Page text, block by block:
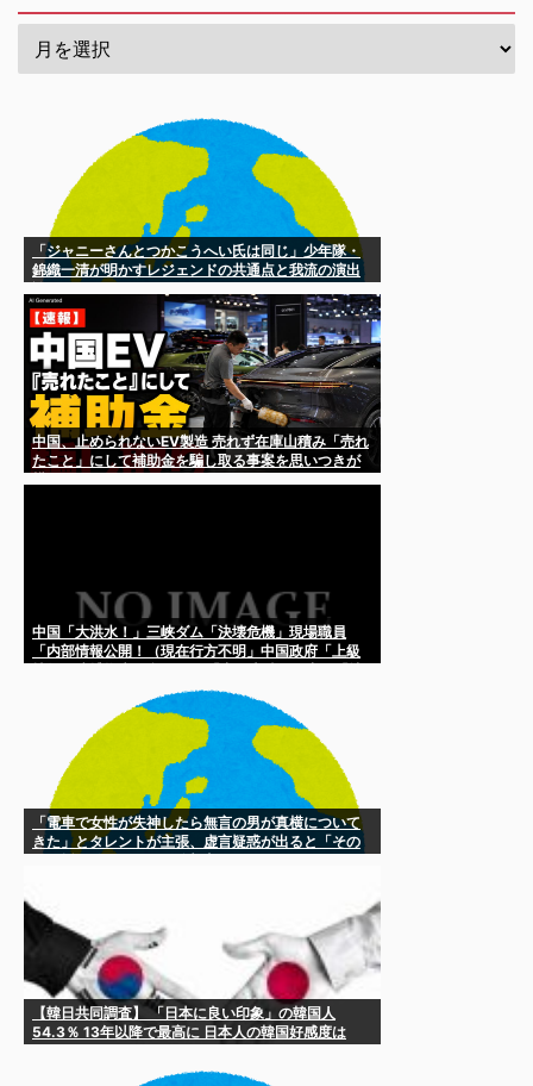
「ジャニーさんとつかこうへい氏は同じ」少年隊・
錦織一清が明かすレジェンドの共通点と我流の演出
中国、止められないEV製造 売れず在庫山積み「売れ
たこと」にして補助金を騙し取る事案を思いつきが
中国「大洪水！」三峡ダム「決壊危機」現場職員
「内部情報公開！（現在行方不明」中国政府「上級
「電車で女性が失神したら無言の男が真横について
きた」とタレントが主張、虚言疑惑が出ると「その
【韓日共同調査】 「日本に良い印象」の韓国人
54.3％ 13年以降で最高に 日本人の韓国好感度は